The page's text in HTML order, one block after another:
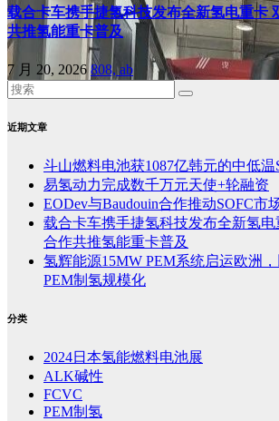
载合卡车携手捷氢科技发布全新氢电重卡
共推氢能重卡普及
7 月 20, 2026 808, ab
近期文章
斗山燃料电池获1087亿韩元的中低温
易氢动力完成数千万元天使+轮融资
EODev与Baudouin合作推动SOFC市
载合卡车携手捷氢科技发布全新氢
合作共推氢能重卡普及
氢辉能源15MW PEM系统启运欧洲
PEM制氢规模化
分类
2024日本氢能燃料电池展
ALK碱性
FCVC
PEM制氢